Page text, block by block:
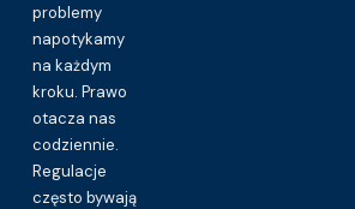
problemy
napotykamy
na każdym
kroku. Prawo
otacza nas
codziennie.
Regulacje
często bywają